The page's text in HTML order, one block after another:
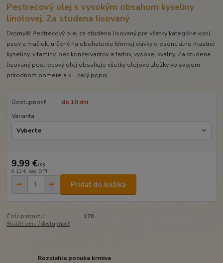
Pestrecový olej s vysokým obsahom kyseliny
linolovej. Za studena lisovaný
Dromy® Pestrecový olej za studena lisovaný pre všetky kategórie koní,
psov a mačiek, určený na obohatenie kŕmnej dávky o esenciálne mastné
kyseliny, vitamíny, bez konzervantov a farbív, vysokej kvality. Za studena
lisovaný pestrecový olej obsahuje všetky olejové zložky vo svojom
prírodnom pomere a k... celý popis
Dostupnosť
do 10 dní
Varianta
9,99 €/ks
8,12 € bez DPH
Pridať do košíka
Číslo produktu:
176
Strážiť cenu / dostupnosť
Rozsiahla ponuka krmiva